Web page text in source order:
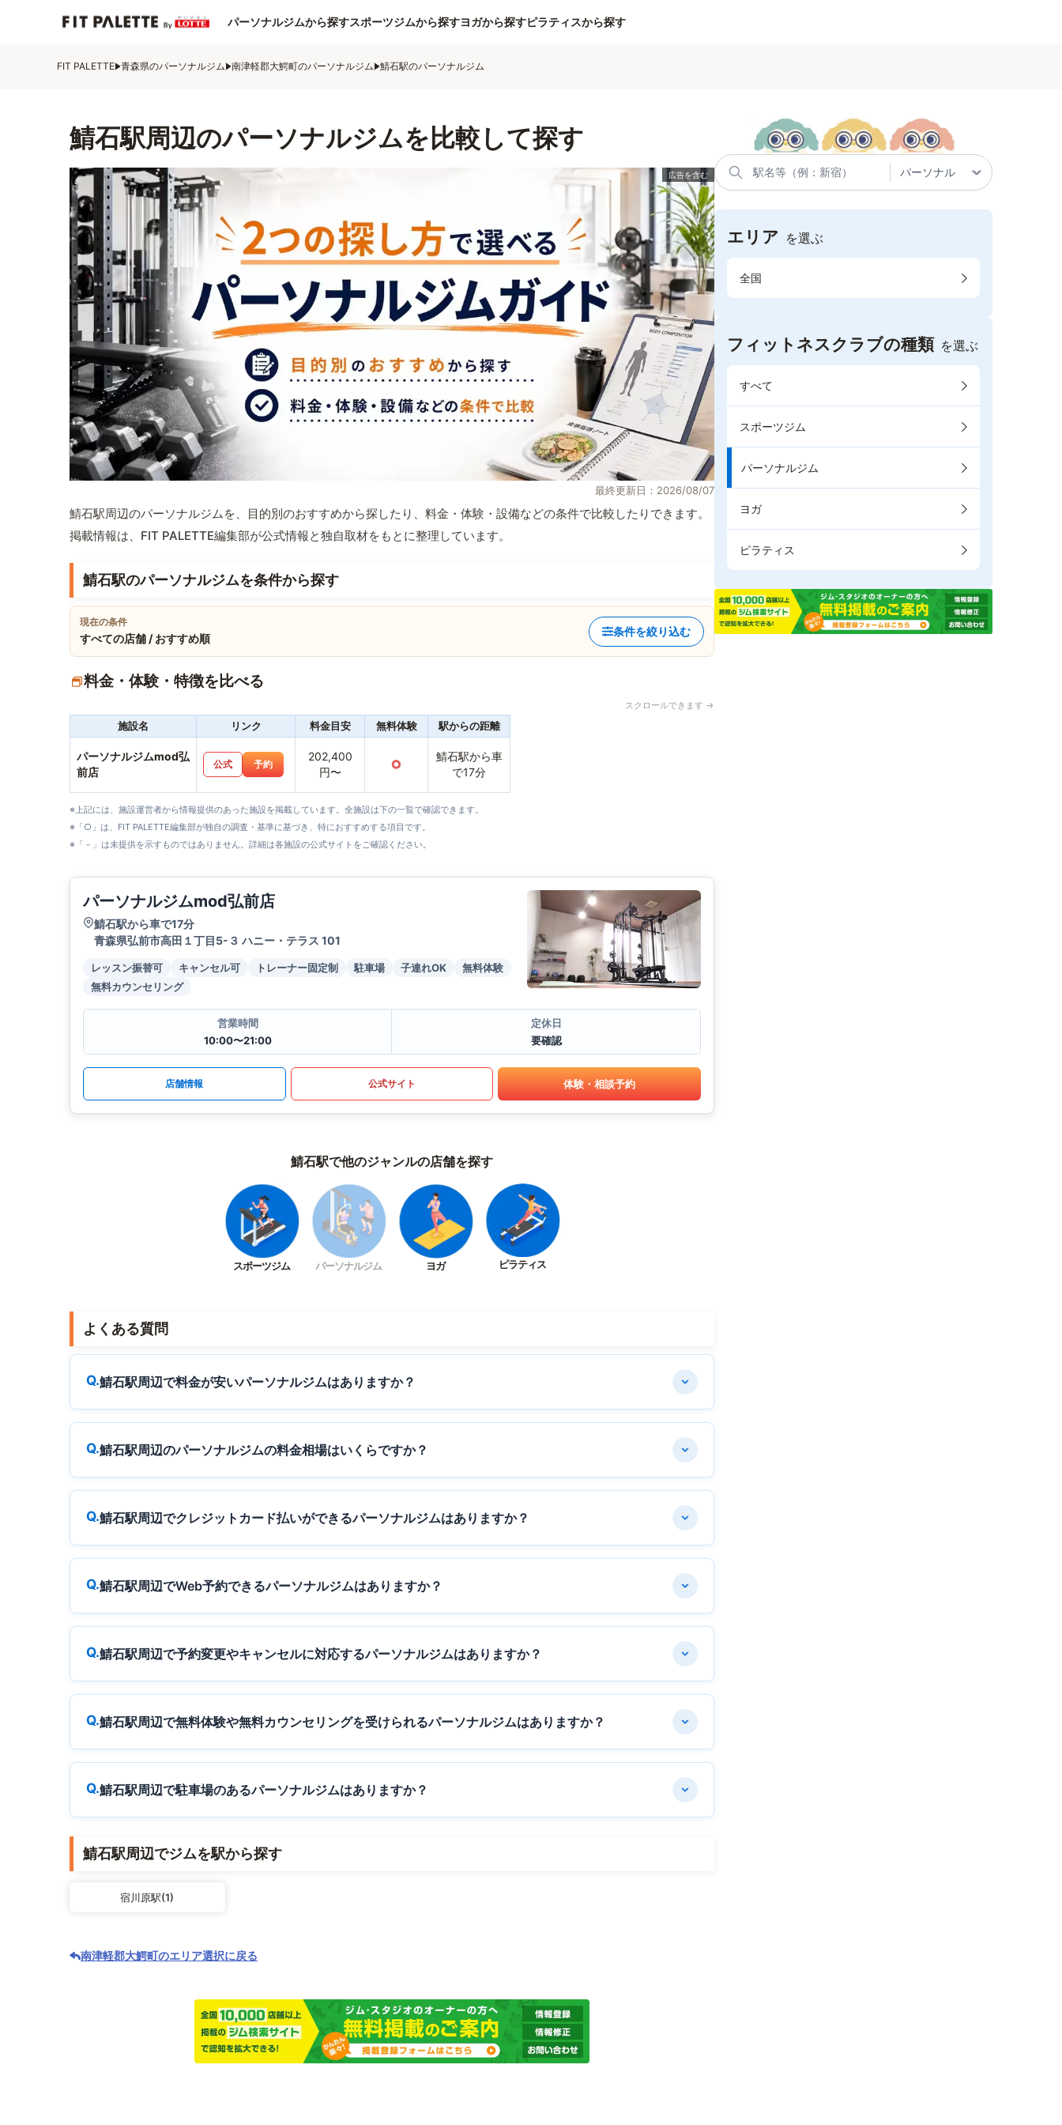
パーソナルジムから探すスポーツジムから探すヨガから探すピラティスから探す
FIT PALETTE 青森県のパーソナルジム 南津軽郡大鰐町のパーソナルジム 鯖石駅のパーソナルジム
鯖石駅周辺のパーソナルジムを比較して探す
最終更新日：2026/08/07
鯖石駅周辺のパーソナルジムを、目的別のおすすめから探したり、料金・体験・設備などの条件で比較したりできます。
掲載情報は、FIT PALETTE編集部が公式情報と独自取材をもとに整理しています。
鯖石駅のパーソナルジムを条件から探す
現在の条件
すべての店舗 / おすすめ順
条件を絞り込む
料金・体験・特徴を比べる
スクロールできます →
施設名 リンク 料金目安 無料体験 駅からの距離
パーソナルジムmod弘
前店
公式 予約
202,400
円〜
○
鯖石駅から車
で17分
※上記には、施設運営者から情報提供のあった施設を掲載しています。全施設は下の一覧で確認できます。
※「○」は、FIT PALETTE編集部が独自の調査・基準に基づき、特におすすめする項目です。
※「－」は未提供を示すものではありません。詳細は各施設の公式サイトをご確認ください。
パーソナルジムmod弘前店
鯖石駅から車で17分
青森県弘前市高田１丁目5-３ ハニー・テラス 101
レッスン振替可 キャンセル可 トレーナー固定制 駐車場 子連れOK
無料体験
無料カウンセリング
営業時間
10:00〜21:00
定休日
要確認
店舗情報 公式サイト 体験・相談予約
鯖石駅で他のジャンルの店舗を探す
スポーツジム パーソナルジム ヨガ ピラティス
よくある質問
鯖石駅周辺で料金が安いパーソナルジムはありますか？
鯖石駅周辺のパーソナルジムの料金相場はいくらですか？
鯖石駅周辺でクレジットカード払いができるパーソナルジムはありますか？
鯖石駅周辺でWeb予約できるパーソナルジムはありますか？
鯖石駅周辺で予約変更やキャンセルに対応するパーソナルジムはありますか？
鯖石駅周辺で無料体験や無料カウンセリングを受けられるパーソナルジムはありますか？
鯖石駅周辺で駐車場のあるパーソナルジムはありますか？
鯖石駅周辺でジムを駅から探す
宿川原駅(1)
南津軽郡大鰐町のエリア選択に戻る
エリア を選ぶ
全国
フィットネスクラブの種類 を選ぶ
すべて
スポーツジム
パーソナルジム
ヨガ
ピラティス